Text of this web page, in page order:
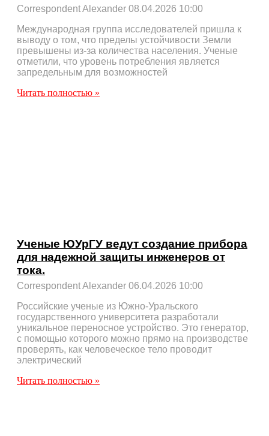
Correspondent Alexander 08.04.2026 10:00
Международная группа исследователей пришла к
выводу о том, что пределы устойчивости Земли
превышены из-за количества населения. Ученые
отметили, что уровень потребления является
запредельным для возможностей
Читать полностью »
Ученые ЮУрГУ ведут создание прибора
для надежной защиты инженеров от
тока.
Correspondent Alexander 06.04.2026 10:00
Российские ученые из Южно-Уральского
государственного университета разработали
уникальное переносное устройство. Это генератор,
с помощью которого можно прямо на производстве
проверять, как человеческое тело проводит
электрический
Читать полностью »